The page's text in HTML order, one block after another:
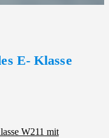
E- Klasse
W211 mit